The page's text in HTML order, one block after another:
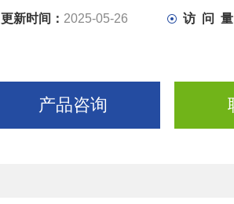
更新时间： 2025-05-26 访 问 量
产品咨询